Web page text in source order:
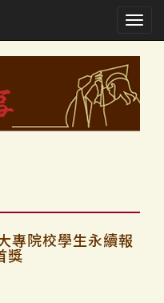
專院校學生永續報
獎